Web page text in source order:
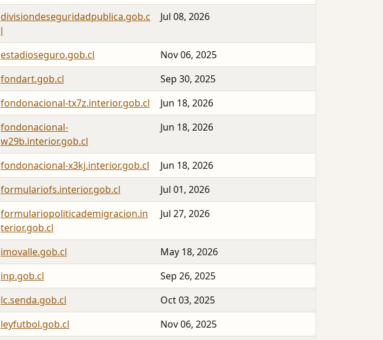
divisiondeseguridadpublica.gob.c
l
Jul 08, 2026
estadioseguro.gob.cl
Nov 06, 2025
fondart.gob.cl
Sep 30, 2025
fondonacional-tx7z.interior.gob.cl
Jun 18, 2026
fondonacional-
w29b.interior.gob.cl
Jun 18, 2026
fondonacional-x3kj.interior.gob.cl
Jun 18, 2026
formulariofs.interior.gob.cl
Jul 01, 2026
formulariopoliticademigracion.in
terior.gob.cl
Jul 27, 2026
imovalle.gob.cl
May 18, 2026
inp.gob.cl
Sep 26, 2025
lc.senda.gob.cl
Oct 03, 2025
leyfutbol.gob.cl
Nov 06, 2025